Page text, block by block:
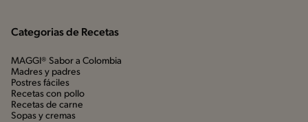
Categorias de Recetas
MAGGI® Sabor a Colombia
Madres y padres
Postres fáciles
Recetas con pollo
Recetas de carne
Sopas y cremas